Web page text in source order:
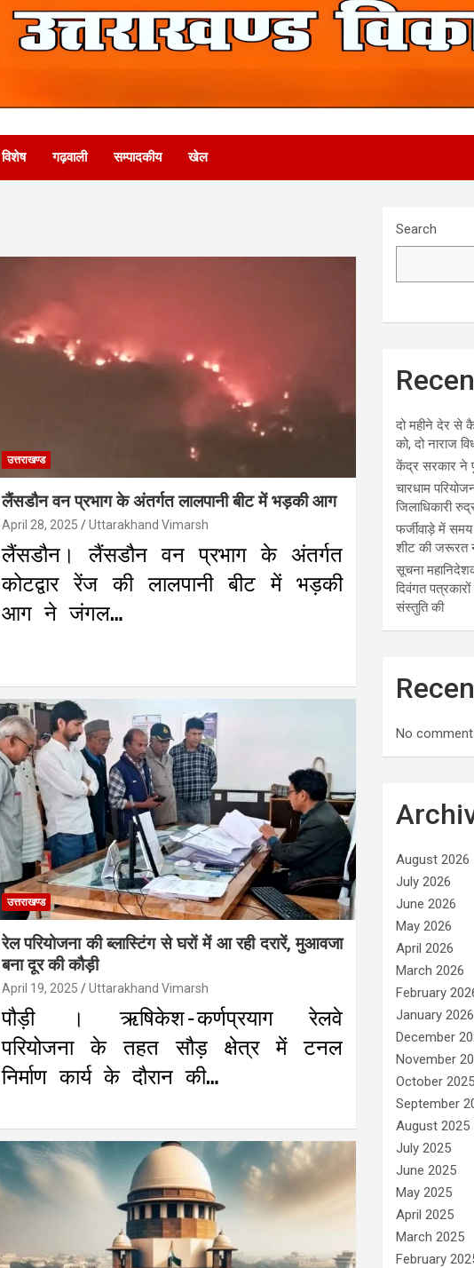
विशेष गढ़वाली सम्पादकीय खेल
उत्तराखण्ड
लैंसडौन वन प्रभाग के अंतर्गत लालपानी बीट में भड़की आग
April 28, 2025 Uttarakhand Vimarsh
लैंसडौन। लैंसडौन वन प्रभाग के अंतर्गत
कोटद्वार रेंज की लालपानी बीट में भड़की
आग ने जंगल…
उत्तराखण्ड
रेल परियोजना की ब्लास्टिंग से घरों में आ रही दरारें, मुआवजा
बना दूर की कौड़ी
April 19, 2025 Uttarakhand Vimarsh
पौड़ी । ऋषिकेश-कर्णप्रयाग रेलवे
परियोजना के तहत सौड़ क्षेत्र में टनल
निर्माण कार्य के दौरान की…
Search
दो महीने देर से
को, दो नाराज
केंद्र सरकार ने
चारधाम
जिलाधिकारी
फर्जीवाड़े में समय
शीट की जरूरत
सूचना
दिवंगत
संस्तुति की
No
August 2026
July 2026
June 2026
May 2026
April 2026
March 2026
February
January 2026
December
November
October 2025
September
August 2025
July 2025
June 2025
May 2025
April 2025
March 2025
February